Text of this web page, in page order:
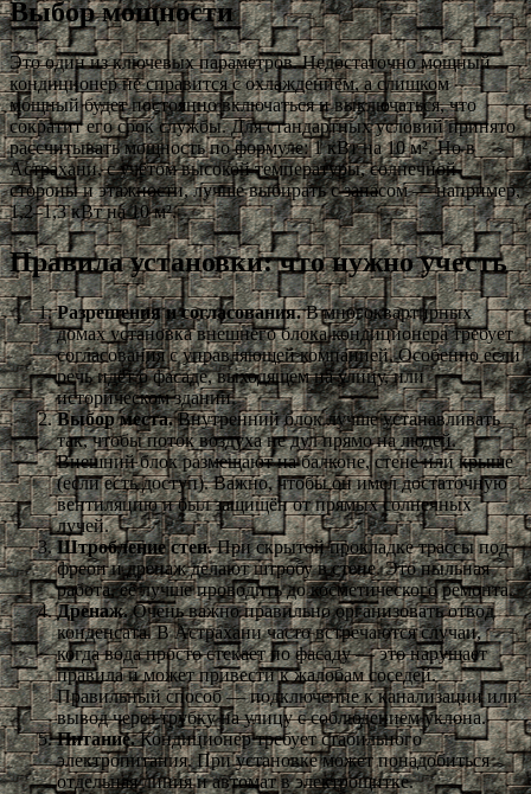
Выбор мощности
Это один из ключевых параметров. Недостаточно мощный
кондиционер не справится с охлаждением, а слишком
мощный будет постоянно включаться и выключаться, что
сократит его срок службы. Для стандартных условий принято
рассчитывать мощность по формуле: 1 кВт на 10 м². Но в
Астрахани, с учётом высокой температуры, солнечной
стороны и этажности, лучше выбирать с запасом — например,
1,2–1,3 кВт на 10 м².
Правила установки: что нужно учесть
Разрешения и согласования.В многоквартирных
домах установка внешнего блока кондиционера требует
согласования с управляющей компанией. Особенно если
речь идёт о фасаде, выходящем на улицу, или
историческом здании.
Выбор места.Внутренний блок лучше устанавливать
так, чтобы поток воздуха не дул прямо на людей.
Внешний блок размещают на балконе, стене или крыше
(если есть доступ). Важно, чтобы он имел достаточную
вентиляцию и был защищён от прямых солнечных
лучей.
Штробление стен.При скрытой прокладке трассы под
фреон и дренаж делают штробу в стене. Это пыльная
работа, её лучше проводить до косметического ремонта.
Дренаж.Очень важно правильно организовать отвод
конденсата. В Астрахани часто встречаются случаи,
когда вода просто стекает по фасаду — это нарушает
правила и может привести к жалобам соседей.
Правильный способ — подключение к канализации или
вывод через трубку на улицу с соблюдением уклона.
Питание.Кондиционер требует стабильного
электропитания. При установке может понадобиться
отдельная линия и автомат в электрощитке.